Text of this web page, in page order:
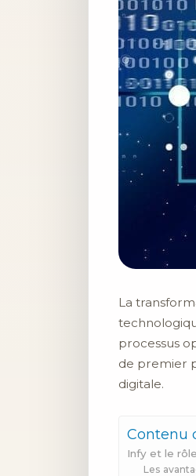
La
processus
de premier
digitale.
Contenu
Infy et le
Les